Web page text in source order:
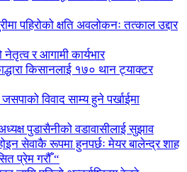
पहिरोको क्षति अवलोकनः तत्काल उद्दार
र आगामी कार्यभार
किसानलाई १७० थान ट्याक्टर
विवाद साम्य हुने पर्खाईमा
पुडासैनीको वडावासीलाई सुझाव
होइन सेवाकै रूपमा हुनपर्छः मेयर बालेन्द्र शाह
प्रेम गरौँ “